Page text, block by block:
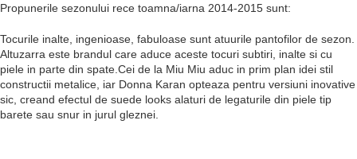
Propunerile sezonului rece toamna/iarna 2014-2015 sunt:
Tocurile inalte, ingenioase, fabuloase sunt atuurile pantofilor de sezon.
Altuzarra este brandul care aduce aceste tocuri subtiri, inalte si cu
piele in parte din spate.Cei de la Miu Miu aduc in prim plan idei stil
constructii metalice, iar Donna Karan opteaza pentru versiuni inovative
sic, creand efectul de suede looks alaturi de legaturile din piele tip
barete sau snur in jurul gleznei.